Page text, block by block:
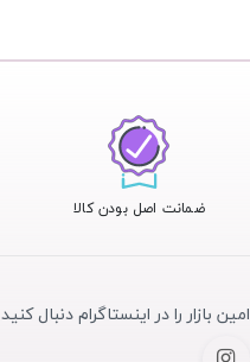
ضمانت اصل بودن کالا
امین بازار را در اینستاگرام دنبال کنید